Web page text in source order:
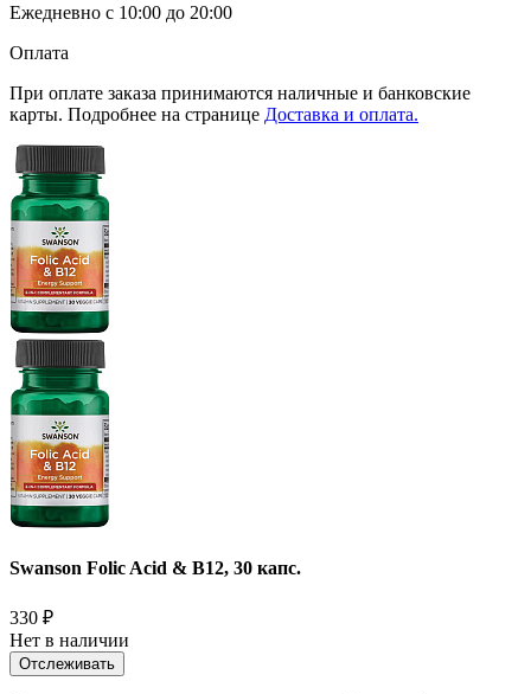
Ежедневно с 10:00 до 20:00
Оплата
При оплате заказа принимаются наличные и банковские
карты. Подробнее на странице Доставка и оплата.
Swanson Folic Acid & B12, 30 капс.
330 ₽
Нет в наличии
Отслеживать